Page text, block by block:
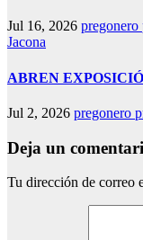
Jul 16, 2026 pregonero
Jacona
ABREN
Jul 2, 2026 pregonero
Deja un
Tu dirección de correo